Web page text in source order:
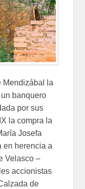
Mendizábal la
banquero
por sus
la compra la
Josefa
en herencia a
Velasco –
accionistas
de